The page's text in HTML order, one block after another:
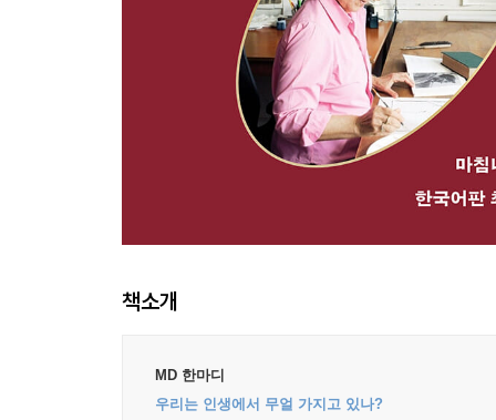
책소개
MD 한마디
우리는 인생에서 무얼 가지고 있나?